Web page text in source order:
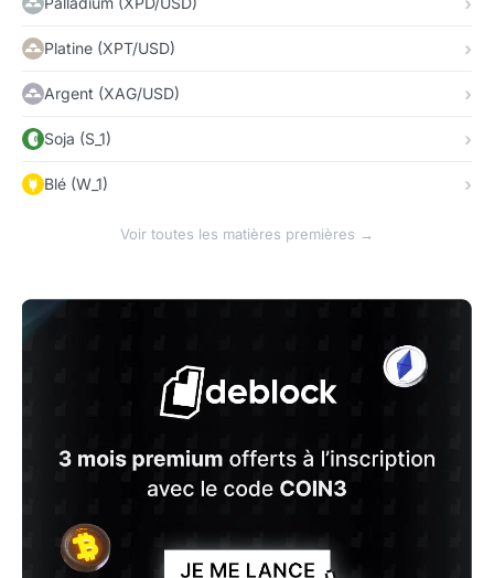
Platine (XPT/USD)
Argent (XAG/USD)
Soja (S_1)
Blé (W_1)
Voir toutes les matières premières →